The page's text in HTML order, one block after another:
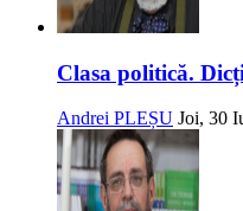
Clasa politică.
Andrei PLEȘU Joi, 30